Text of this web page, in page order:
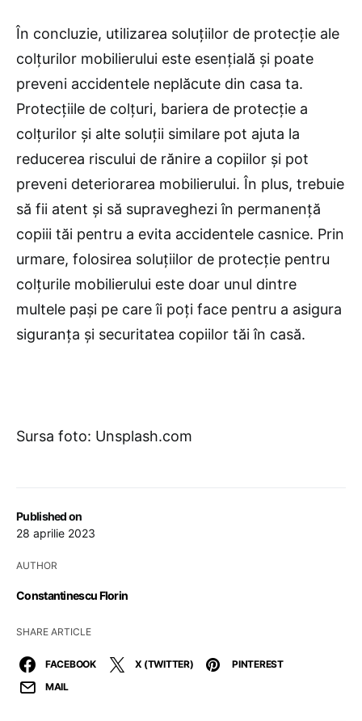
Published on
28 aprilie 2023
AUTHOR
Constantinescu Florin
SHARE ARTICLE
FACEBOOK X (TWITTER)
PINTEREST
MAIL
În concluzie, utilizarea soluțiilor de protecție ale
colțurilor mobilierului este esențială și poate
preveni accidentele neplăcute din casa ta.
Protecțiile de colțuri, bariera de protecție a
colțurilor și alte soluții similare pot ajuta la
reducerea riscului de rănire a copiilor și pot
preveni deteriorarea mobilierului. În plus, trebuie
să fii atent și să supraveghezi în permanență
copiii tăi pentru a evita accidentele casnice. Prin
urmare, folosirea soluțiilor de protecție pentru
colțurile mobilierului este doar unul dintre
multele pași pe care îi poți face pentru a asigura
siguranța și securitatea copiilor tăi în casă.
Sursa foto: Unsplash.com